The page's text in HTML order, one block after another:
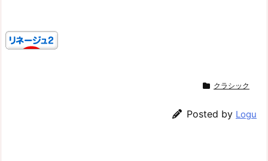
クラシック
Posted by Logu